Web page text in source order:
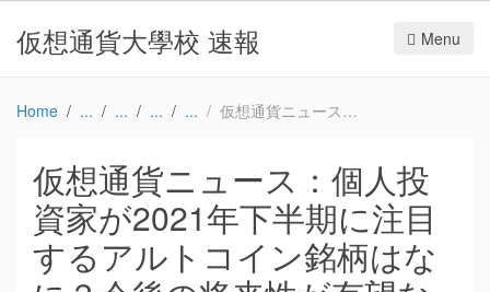
仮想通貨大學校 速報 Menu
Home 仮想通貨ニュース：個人投資家が2021年下半期に注目するアルトコイン銘柄はなに？今後の将来性が有望な注目のアルトコイン銘柄最新ランキングを調査 – PR TIMES
仮想通貨ニュース：個人投
資家が2021年下半期に注目
するアルトコイン銘柄はな